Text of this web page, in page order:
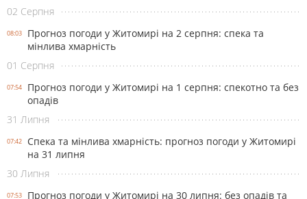
02 Серпня
08:03
Прогноз погоди у Житомирі на 2 серпня: спека та
мінлива хмарність
01 Серпня
07:54
Прогноз погоди у Житомирі на 1 серпня: спекотно та без
опадів
31 Липня
07:42
Спека та мінлива хмарність: прогноз погоди у Житомирі
на 31 липня
30 Липня
07:53 Прогноз погоди у Житомирі на 30 липня: без опадів та